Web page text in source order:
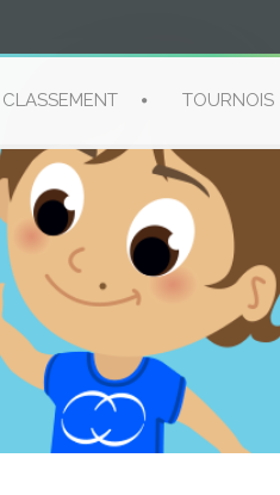
CLASSEMENT TOURNOIS